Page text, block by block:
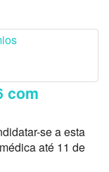
com
se a esta
até 11 de